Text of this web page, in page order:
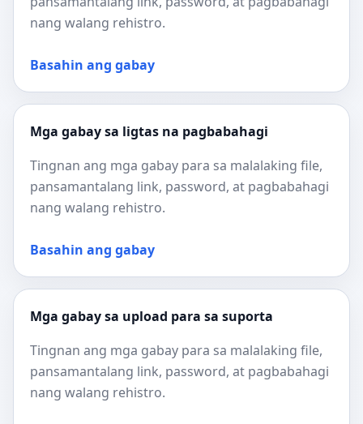
nang walang rehistro.
Basahin ang gabay
Mga gabay sa ligtas na pagbabahagi
Tingnan ang mga gabay para sa malalaking file,
pansamantalang link, password, at pagbabahagi
nang walang rehistro.
Basahin ang gabay
Mga gabay sa upload para sa suporta
Tingnan ang mga gabay para sa malalaking file,
pansamantalang link, password, at pagbabahagi
nang walang rehistro.